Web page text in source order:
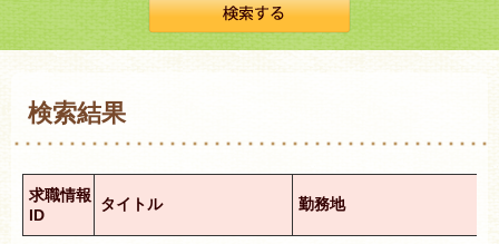
検索結果
求職情報
ID
タイトル 勤務地